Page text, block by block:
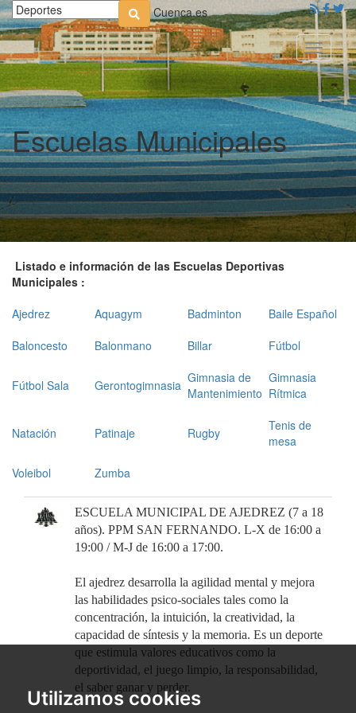
Utilizamos cookies
Cuenca.es
Toggle
Escuelas Municipales
Listado e información de las Escuelas Deportivas
Municipales :
Ajedrez
Aquagym Badminton
Baile Español
Baloncesto
Balonmano Billar Fútbol
Fútbol Sala Gerontogimnasia Gimnasia de
Mantenimiento
Gimnasia
Rítmica
Natación Patinaje Rugby
Tenis de
mesa
Voleibol
Zumba
ESCUELA MUNICIPAL DE AJEDREZ (7 a 18
años). PPM SAN FERNANDO. L-X de 16:00 a
19:00 / M-J de 16:00 a 17:00.
El ajedrez desarrolla la agilidad mental y mejora
las habilidades psico-sociales tales como la
concentración, la intuición, la creatividad, la
capacidad de síntesis y la memoria. Es un deporte
que estimula valores educativos como la
deportividad, el juego limpio, la responsabilidad,
el saber ganar y perder.